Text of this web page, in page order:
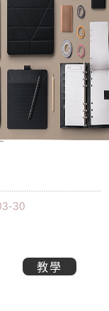
30
教學